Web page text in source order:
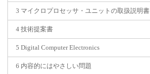
3 マイクロプロセッサ・ユニットの取扱説明書
4 技術提案書
5 Digital Computer Electronics
6 内容的にはやさしい問題